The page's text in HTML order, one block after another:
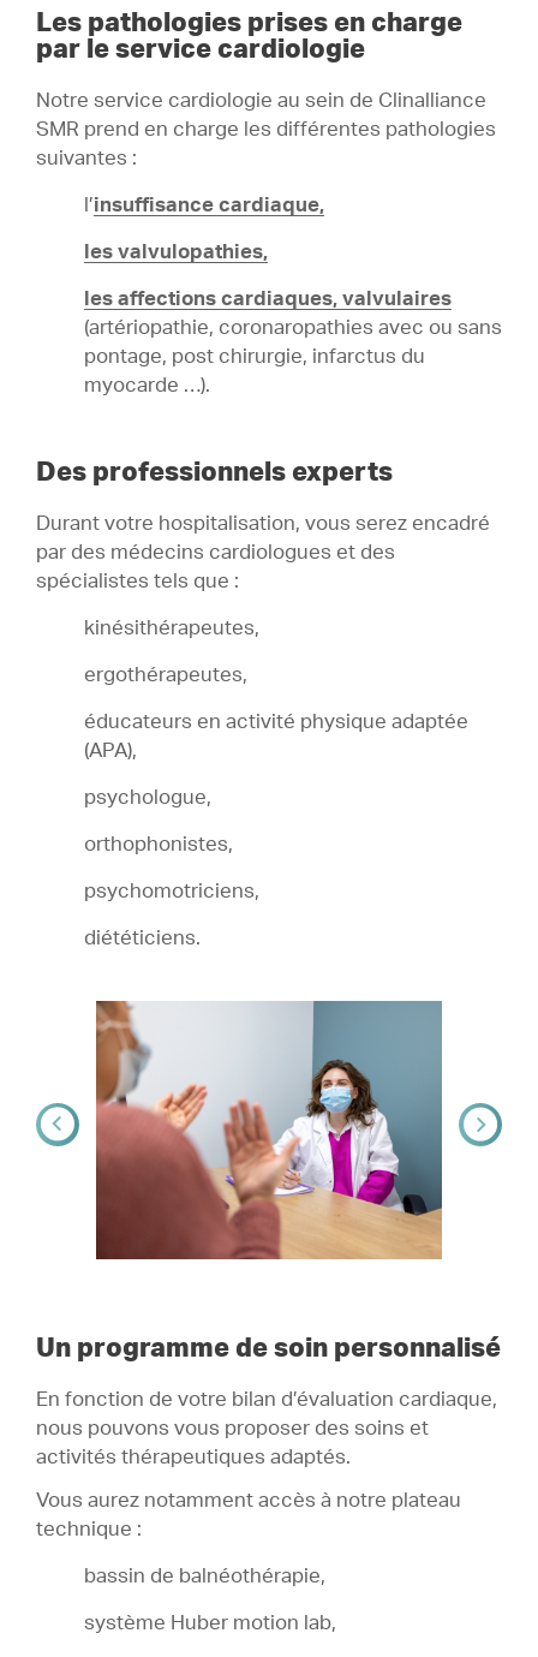
Les pathologies prises en charge
par le service cardiologie
Notre service cardiologie au sein de Clinalliance
SMR prend en charge les différentes pathologies
suivantes :
l’insuffisance cardiaque,
les valvulopathies,
les affections cardiaques, valvulaires
(artériopathie, coronaropathies avec ou sans
pontage, post chirurgie, infarctus du
myocarde …).
Des professionnels experts
Durant votre hospitalisation, vous serez encadré
par des médecins cardiologues et des
spécialistes tels que :
kinésithérapeutes,
ergothérapeutes,
éducateurs en activité physique adaptée
(APA),
psychologue,
orthophonistes,
psychomotriciens,
diététiciens.
Un programme de soin personnalisé
En fonction de votre bilan d’évaluation cardiaque,
nous pouvons vous proposer des soins et
activités thérapeutiques adaptés.
Vous aurez notamment accès à notre plateau
technique :
bassin de balnéothérapie,
système Huber motion lab,